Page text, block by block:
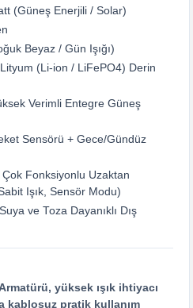
(Güneş Enerjili / Solar)
Beyaz / Gün Işığı)
Lityum (Li-ion / LiFePO4) Derin
Verimli Entegre Güneş
Sensörü + Gece/Gündüz
Çok Fonksiyonlu Uzaktan
Işık, Sensör Modu)
ve Toza Dayanıklı Dış
yüksek ışık ihtiyacı
kablosuz pratik kullanım